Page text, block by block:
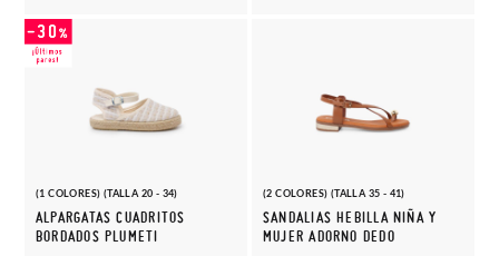
(1 COLORES) (TALLA 20 - 34)
ALPARGATAS CUADRITOS
BORDADOS PLUMETI
(2 COLORES) (TALLA 35 - 41)
SANDALIAS HEBILLA NIÑA Y
MUJER ADORNO DEDO